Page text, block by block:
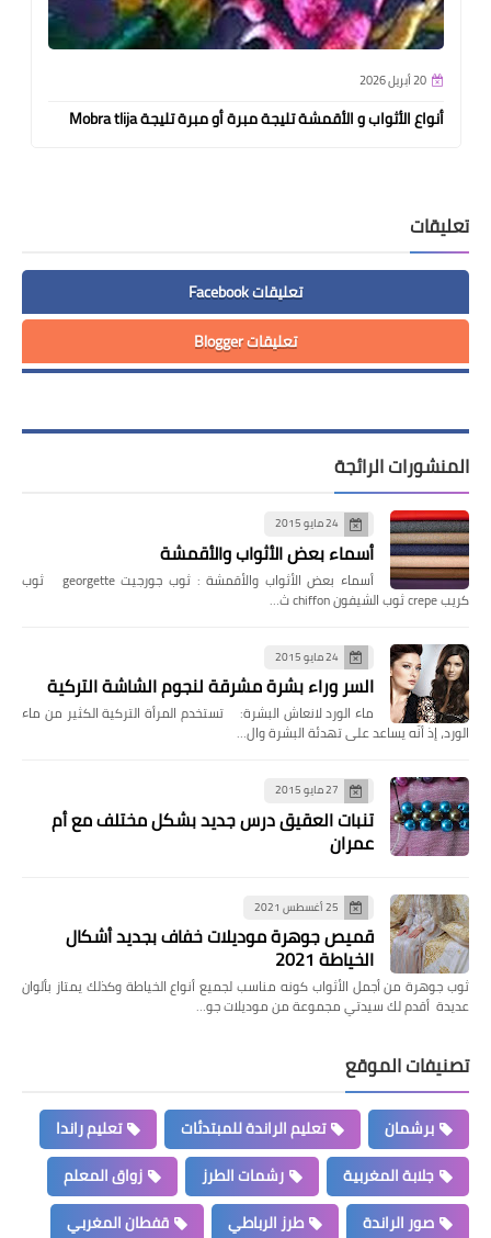
20 أبريل 2026
أنواع الأثواب و الأقمشة تليجة مبرة أو مبرة تليجة Mobra tlija
تعليقات
تعليقات Facebook
تعليقات Blogger
المنشورات الرائجة
24 مايو 2015
أسماء بعض الأثواب والأقمشة
أسماء بعض الأثواب والأقمشة : ثوب جورجيت georgette ثوب
كريب crepe ثوب الشيفون chiffon ث…
24 مايو 2015
السر وراء بشرة مشرقة لنجوم الشاشة التركية
ماء الورد لانعاش البشرة: تستخدم المرأة التركية الكثير من ماء
الورد، إذ أنّه يساعد على تهدئة البشرة وال…
27 مايو 2015
تنبات العقيق درس جديد بشكل مختلف مع أم
عمران
25 أغسطس 2021
قميص جوهرة موديلات خفاف بجديد أشكال
الخياطة 2021
ثوب جوهرة من أجمل الأثواب كونه مناسب لجميع أنواع الخياطة وكذلك يمتاز بألوان
عديدة أقدم لك سيدتي مجموعة من موديلات جو…
تصنيفات الموقع
برشمان تعليم الراندة للمبتدئات
تعليم راندا
جلابة المغربية
رشمات الطرز
زواق المعلم
صور الراندة
طرز الرباطي قفطان المغربي